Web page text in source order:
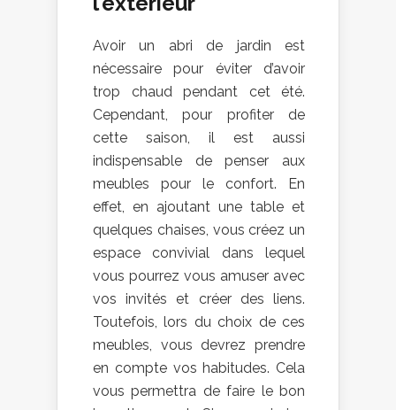
Avoir un abri de jardin est
nécessaire pour éviter d’avoir
trop chaud pendant cet été.
Cependant, pour profiter de
cette saison, il est aussi
indispensable de penser aux
meubles pour le confort. En
effet, en ajoutant une table et
quelques chaises, vous créez un
espace convivial dans lequel
vous pourrez vous amuser avec
vos invités et créer des liens.
Toutefois, lors du choix de ces
meubles, vous devrez prendre
en compte vos habitudes. Cela
vous permettra de faire le bon